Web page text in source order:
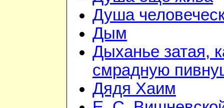
Душа
Дым
Дыханье затая,
смрадную
Дядя Хаим